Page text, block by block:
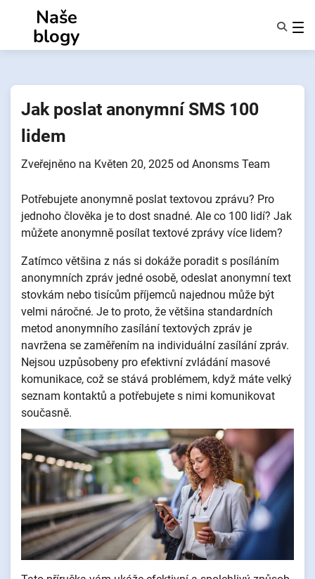
obsahu
Naše
blogy
O Nás
Jak poslat anonymní SMS 100
lidem
Zveřejněno na Květen 20, 2025 od Anonsms Team
Potřebujete anonymně poslat textovou zprávu? Pro
jednoho člověka je to dost snadné. Ale co 100 lidí? Jak
můžete anonymně posílat textové zprávy více lidem?
Zatímco většina z nás si dokáže poradit s posíláním
anonymních zpráv jedné osobě, odeslat anonymní text
stovkám nebo tisícům příjemců najednou může být
velmi náročné. Je to proto, že většina standardních
metod anonymního zasílání textových zpráv je
navržena se zaměřením na individuální zasílání zpráv.
Nejsou uzpůsobeny pro efektivní zvládání masové
komunikace, což se stává problémem, když máte velký
seznam kontaktů a potřebujete s nimi komunikovat
současně.